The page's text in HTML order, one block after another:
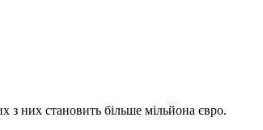
з них становить більше мільйона євро.